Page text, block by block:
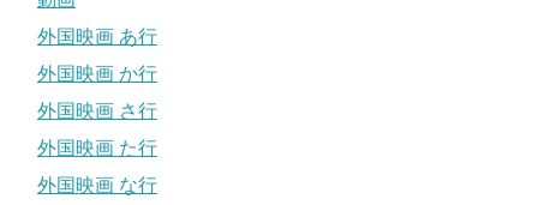
外国映画 あ行
外国映画 か行
外国映画 さ行
外国映画 た行
外国映画 な行